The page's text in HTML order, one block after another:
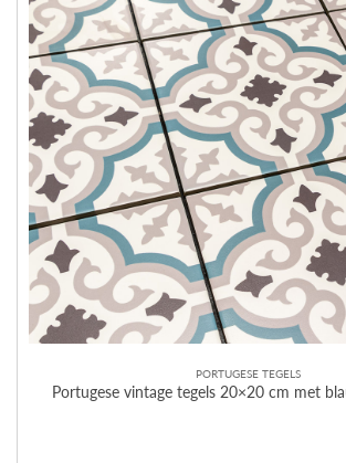
PORTUGESE TEGELS
Portugese vintage tegels 20×20 cm met